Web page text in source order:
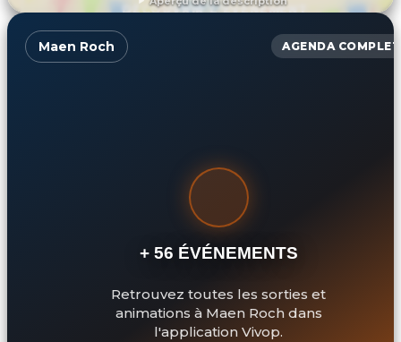
DÉCOUVRIR L'ÉVÉNEMENT
Maen Roch AGENDA COMPLET
+ 56 ÉVÉNEMENTS
Retrouvez toutes les sorties et
animations à Maen Roch dans
l'application Vivop.